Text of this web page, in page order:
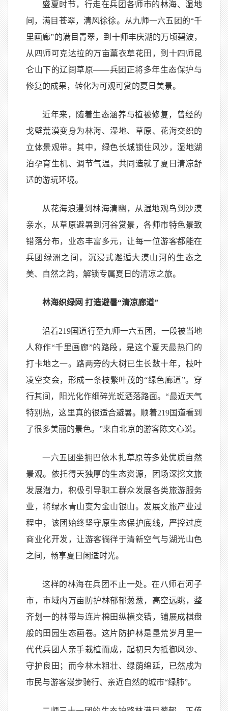
盛夏时节，行走在兵团各师市的林海、湿地
间，满目苍翠，清风徐徐。从九师一六五团的“千
里画廊”的满目青翠，到十师丰庆湖的万顷碧波，
从四师可克达拉的万亩薰衣草花田，到十四师昆
仑山下的辽阔草原——兵团正将多年生态保护与
修复的成果，转化为可观可赏的夏日美景。
近年来，随着生态涵养与植被修复，曾经的
戈壁荒漠变身为林海、湿地、草原、花海交织的
立体景观带。其中，绿色长城锁住风沙，湿地湖
泊孕育生机、调节气温，共同造就了夏日清凉舒
适的游玩环境。
从花海浪漫到林海清幽，从湿地观鸟到沙漠
亲水，从草原避暑到河谷赏景，各师市特色景致
错落分布，业态丰富多元，让每一位游客都能在
兵团绿洲之间，沉浸式邂逅大漠山河的生态之
美、自然之韵，解锁专属夏日的清凉之旅。
林海织绿网 打造避暑“清凉廊道”
沿着219国道行至九师一六五团，一段被当地
人称作“千里画廊”的路段，是这个夏天最热门的
打卡地之一。路两旁的大树已生长数十年，枝叶
凌空交会，形成一条枝繁叶茂的“绿色廊道”。穿
行其间，阳光化作细碎光斑洒落路面。“最近天气
特别热，这里真的很适合避暑。顺着219国道看到
了很多美丽的景色。”来自北京的游客陈文心说。
一六五团坐拥巴依木扎草原等多处优质自然
景观。依托得天独厚的生态资源，团场深挖文旅
发展潜力，积极引导职工群众发展各类旅游服务
业，将绿水青山变为金山银山。发展文旅产业过
程中，该团始终坚守原生态保护底线，严控过度
商业化开发，让游客徜徉于清新空气与湖光山色
之间，畅享夏日闲适时光。
这样的林海在兵团不止一处。在八师石河子
市，市域内万亩防护林郁郁葱葱，高空远眺，整
齐划一的林带与连片棉田纵横交错，铺展成棋盘
般的田园生态画卷。这片防护林是垦荒岁月里一
代代兵团人亲手栽植而成，起初只为抵御风沙、
守护良田；而今林木粗壮、绿荫绵延，已然成为
市民与游客漫步骑行、亲近自然的城市“绿肺”。